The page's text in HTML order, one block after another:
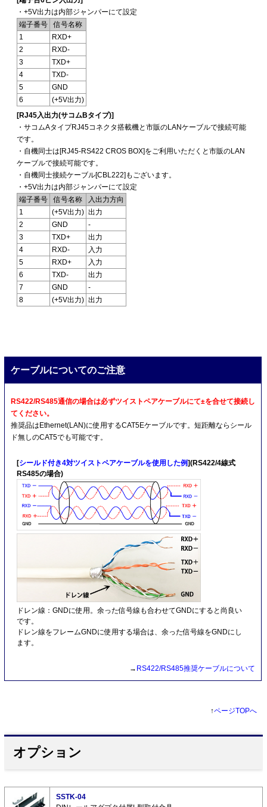
・+5V出力は内部ジャンパーにて設定
端子番号
信号名称
1
RXD+
2
RXD-
3
TXD+
4
TXD-
5
GND
6
(+5V出力)
[RJ45入出力(サコムBタイプ)]
・サコムAタイプRJ45コネクタ搭載機と市販のLANケーブルで接続可能
です。
・自機同士は[RJ45-RS422 CROS BOX]をご利用いただくと市販のLAN
ケーブルで接続可能です。
・自機同士接続ケーブル[CBL222]もございます。
・+5V出力は内部ジャンパーにて設定
端子番号
信号名称
入出力方向
1
(+5V出力) 出力
2
GND
-
3
TXD+
出力
4
RXD-
入力
5
RXD+
入力
6
TXD-
出力
7
GND
-
8
(+5V出力) 出力
ケーブルについてのご注意
RS422/RS485通信の場合は必ずツイストペアケーブルにて±を合せて接続し
てください。
推奨品はEthernet(LAN)に使用するCAT5Eケーブルです。短距離ならシール
ド無しのCAT5でも可能です。
[シールド付き4対ツイストペアケーブルを使用した例](RS422/4線式
RS485の場合)
ドレン線：GNDに使用。余った信号線も合わせてGNDにすると尚良い
です。
ドレン線をフレームGNDに使用する場合は、余った信号線をGNDにし
ます。
→ RS422/RS485推奨ケーブルについて
↑ページTOPへ
オプション
SSTK-04